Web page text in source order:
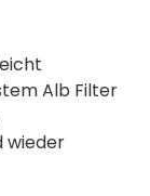
Alb Filter
wieder